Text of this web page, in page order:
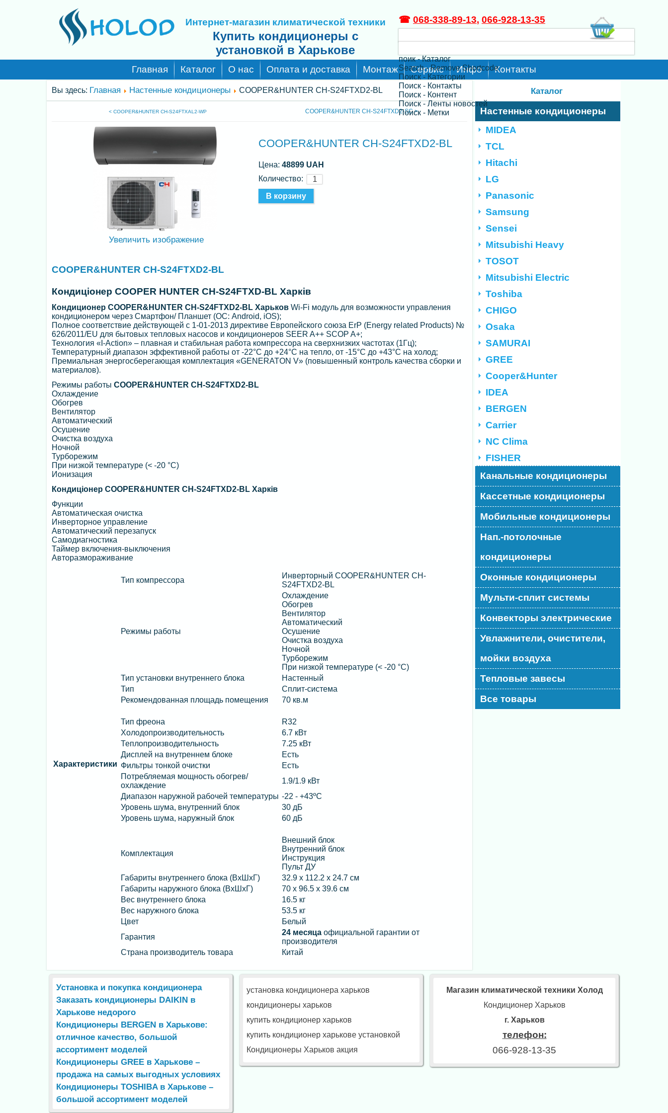
Интернет-магазин климатической техники
Купить кондиционеры с
установкой в Харькове
поик - Каталог
Search - Remove Shortcode
Поиск - Категории
Поиск - Контакты
Поиск - Контент
Поиск - Ленты новостей
Поиск - Метки
☎ 068-338-89-13, 066-928-13-35
Главная Каталог О нас Оплата и доставка Монтаж Сервис Инфо Контакты
Вы здесь: Главная Настенные кондиционеры COOPER&HUNTER CH-S24FTXD2-BL
< COOPER&HUNTER CH-S24FTXAL2-WP COOPER&HUNTER CH-S24FTXD2-SC >
Увеличить изображение
COOPER&HUNTER CH-S24FTXD2-BL
Цена:48899 UAH
Количество:
COOPER&HUNTER CH-S24FTXD2-BL
Кондиціонер COOPER HUNTER CH-S24FTXD-BL Харків
Кондиционер COOPER&HUNTER CH-S24FTXD2-BL Харьков Wi-Fi модуль для возможности управления
кондиционером через Смартфон/ Планшет (ОС: Android, iOS);
Полное соответствие действующей c 1-01-2013 директиве Европейского союза ErP (Energy related Products) №
626/2011/EU для бытовых тепловых насосов и кондиционеров SEER A++ SCOP A+;
Технология «I-Action» – плавная и стабильная работа компрессора на сверхнизких частотах (1Гц);
Температурный диапазон эффективной работы от -22°C до +24°C на тепло, от -15°C до +43°C на холод;
Премиальная энергосберегающая комплектация «GENERATON V» (повышенный контроль качества сборки и
материалов).
Режимы работы COOPER&HUNTER CH-S24FTXD2-BL
Охлаждение
Обогрев
Вентилятор
Автоматический
Осушение
Очистка воздуха
Ночной
Турборежим
При низкой температуре (< -20 °C)
Ионизация
Кондиціонер COOPER&HUNTER CH-S24FTXD2-BL Харків
Функции
Автоматическая очистка
Инверторное управление
Автоматический перезапуск
Cамодиагностика
Таймер включения-выключения
Авторазмораживание
Характеристики
Тип компрессора
Инверторный COOPER&HUNTER CH-
S24FTXD2-BL
Режимы работы
Охлаждение
Обогрев
Вентилятор
Автоматический
Осушение
Очистка воздуха
Ночной
Турборежим
При низкой температуре (< -20 °C)
Тип установки внутреннего блока
Настенный
Тип
Сплит-система
Рекомендованная площадь помещения
70 кв.м
Тип фреона
R32
Холодопроизводительность
6.7 кВт
Теплопроизводительность
7.25 кВт
Дисплей на внутреннем блоке
Есть
Фильтры тонкой очистки
Есть
Потребляемая мощность обогрев/
охлаждение
1.9/1.9 кВт
Диапазон наружной рабочей температуры -22 - +43ºС
Уровень шума, внутренний блок
30 дБ
Уровень шума, наружный блок
60 дБ
Комплектация
Внешний блок
Внутренний блок
Инструкция
Пульт ДУ
Габариты внутреннего блока (ВхШхГ)
32.9 х 112.2 х 24.7 см
Габариты наружного блока (ВхШхГ)
70 х 96.5 х 39.6 см
Вес внутреннего блока
16.5 кг
Вес наружного блока
53.5 кг
Цвет
Белый
Гарантия
24 месяца официальной гарантии от
производителя
Страна производитель товара
Китай
Каталог
Настенные кондиционеры
MIDEA
TCL
Hitachi
LG
Panasonic
Samsung
Sensei
Mitsubishi Heavy
TOSOT
Mitsubishi Electric
Toshiba
CHIGO
Osaka
SAMURAI
GREE
Cooper&Hunter
IDEA
BERGEN
Carrier
NC Clima
FISHER
Канальные кондиционеры
Кассетные кондиционеры
Мобильные кондиционеры
Нап.-потолочные
кондиционеры
Оконные кондиционеры
Мульти-сплит системы
Конвекторы электрические
Увлажнители, очистители,
мойки воздуха
Тепловые завесы
Все товары
Установка и покупка кондиционера
Заказать кондиционеры DAIKIN в
Харькове недорого
Кондиционеры BERGEN в Харькове:
отличное качество, большой
ассортимент моделей
Кондиционеры GREE в Харькове –
продажа на самых выгодных условиях
Кондиционеры TOSHIBA в Харькове –
большой ассортимент моделей
установка кондиционера харьков
кондиционеры харьков
купить кондиционер харьков
купить кондиционер харькове установкой
Кондиционеры Харьков акция
Магазин климатической техники Холод
Кондиционер Харьков
г. Харьков
телефон:
066-928-13-35